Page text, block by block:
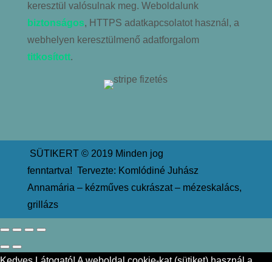
keresztül valósulnak meg. Weboldalunk
biztonságos, HTTPS adatkapcsolatot használ, a
webhelyen keresztülmenő adatforgalom
titkosított.
SÜTIKERT © 2019 Minden jog
fenntartva! Tervezte: Komlódiné Juhász
Annamária – kézműves cukrászat – mézeskalács,
grillázs